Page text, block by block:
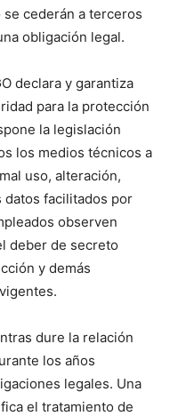
cederán a terceros
obligación legal.
declara y garantiza
para la protección
la legislación
los medios técnicos a
uso, alteración,
datos facilitados por
observen
deber de secreto
y demás
dure la relación
los años
legales. Una
el tratamiento de